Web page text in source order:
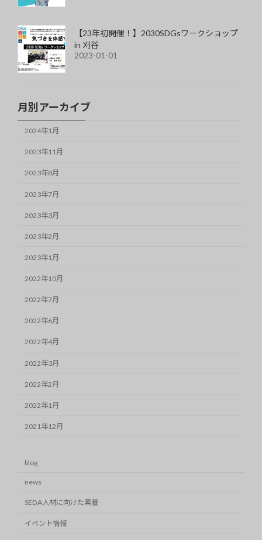
【23年初開催！】2030SDGsワークショップ
in 刈谷
2023-01-01
月別アーカイブ
2024年1月
2023年11月
2023年8月
2023年7月
2023年3月
2023年2月
2023年1月
2022年10月
2022年7月
2022年6月
2022年4月
2022年3月
2022年2月
2022年1月
2021年12月
blog
news
SEDA人材に向けた素養
イベント情報